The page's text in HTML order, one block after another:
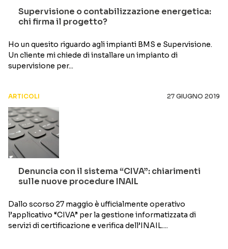
Supervisione o contabilizzazione energetica:
chi firma il progetto?
Ho un quesito riguardo agli impianti BMS e Supervisione.
Un cliente mi chiede di installare un impianto di
supervisione per...
ARTICOLI 27 GIUGNO 2019
Denuncia con il sistema “CIVA”: chiarimenti
sulle nuove procedure INAIL
Dallo scorso 27 maggio è ufficialmente operativo
l’applicativo “CIVA” per la gestione informatizzata di
servizi di certificazione e verifica dell’INAIL....